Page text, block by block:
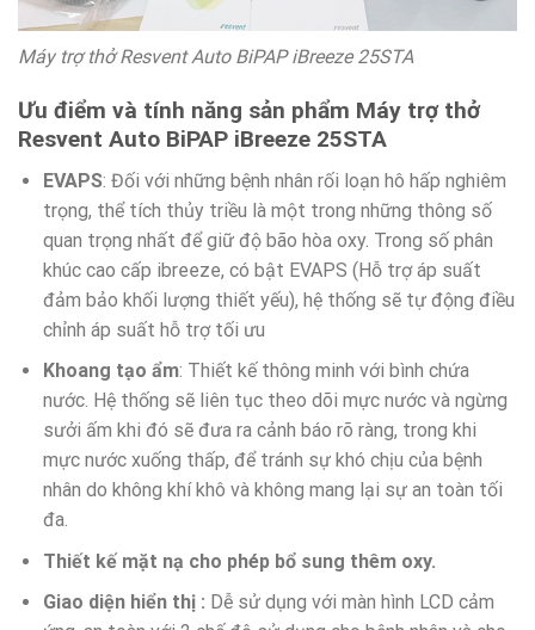
Máy trợ thở Resvent Auto BiPAP iBreeze 25STA
Ưu điểm và tính năng sản phẩm Máy trợ thở
Resvent Auto BiPAP iBreeze 25STA
EVAPS: Đối với những bệnh nhân rối loạn hô hấp nghiêm
trọng, thể tích thủy triều là một trong những thông số
quan trọng nhất để giữ độ bão hòa oxy. Trong số phân
khúc cao cấp ibreeze, có bật EVAPS (Hỗ trợ áp suất
đảm bảo khối lượng thiết yếu), hệ thống sẽ tự động điều
chỉnh áp suất hỗ trợ tối ưu
Khoang tạo ẩm: Thiết kế thông minh với bình chứa
nước. Hệ thống sẽ liên tục theo dõi mực nước và ngừng
sưởi ấm khi đó sẽ đưa ra cảnh báo rõ ràng, trong khi
mực nước xuống thấp, để tránh sự khó chịu của bệnh
nhân do không khí khô và không mang lại sự an toàn tối
đa.
Thiết kế mặt nạ cho phép bổ sung thêm oxy.
Giao diện hiển thị : Dễ sử dụng với màn hình LCD cảm